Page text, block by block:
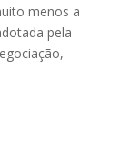
menos a
pela